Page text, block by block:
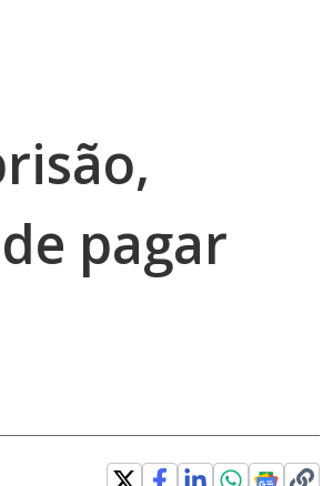
pagar